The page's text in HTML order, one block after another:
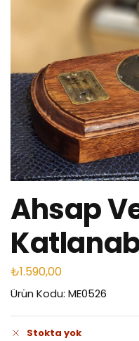
Ahsap
₺1.590,00
Ürün Kodu: ME0526
Stokta yok